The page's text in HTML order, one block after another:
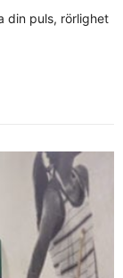
din puls, rörlighet